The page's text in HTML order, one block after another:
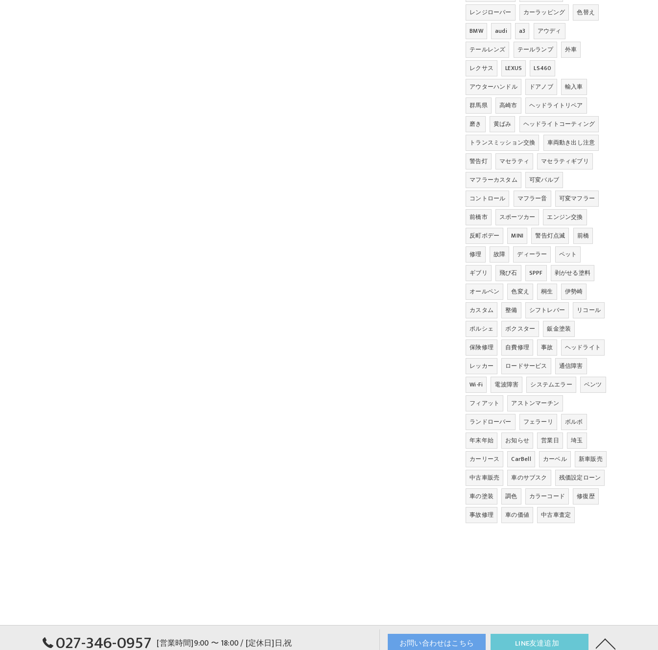
レンジローバー
カーラッピング
色替え
BMW
audi a3
アウディ
テールレンズ
テールランプ
外車
レクサス
LEXUS
LS460
アウターハンドル
ドアノブ
輸入車
群馬県
高崎市
ヘッドライトリペア
磨き
黄ばみ
ヘッドライトコーティング
トランスミッション交換
車両動き出し注意
警告灯
マセラティ
マセラティギブリ
マフラーカスタム
可変バルブ
コントロール
マフラー音
可変マフラー
前橋市
スポーツカー
エンジン交換
反町ボデー
MINI 警告灯点滅
前橋
修理
故障 ディーラー
ペット
ギブリ
飛び石 SPPF
剥がせる塗料
オールペン
色変え 桐生
伊勢崎
カスタム
整備 シフトレバー
リコール
ポルシェ
ボクスター
鈑金塗装
保険修理
自費修理 事故
ヘッドライト
レッカー
ロードサービス
通信障害
Wi-Fi
電波障害 システムエラー
ベンツ
フィアット
アストンマーチン
ランドローバー
フェラーリ
ボルボ
年末年始
お知らせ 営業日
埼玉
カーリース
CarBell カーベル
新車販売
中古車販売
車のサブスク
残価設定ローン
車の塗装
調色 カラーコード
修復歴
事故修理
車の価値 中古車査定
027-346-0957 [営業時間]9:00 〜 18:00 / [定休日]日,祝 お問い合わせはこちら LINE友達追加